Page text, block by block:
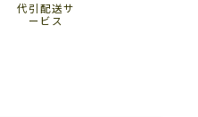
代引配送サ
ービス